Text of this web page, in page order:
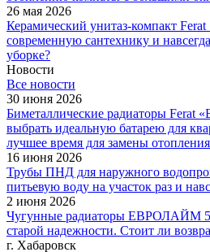
26 мая 2026
Керамический унитаз-компакт
современную сантехнику и
уборке?
Новости
Все новости
30 июня 2026
Биметаллические радиаторы
выбрать идеальную батарею для
лучшее время для замены
16 июня 2026
Трубы ПНД для наружного
питьевую воду на участок раз и
2 июня 2026
Чугунные радиаторы ЕВРОЛАЙМ
старой надежности. Стоит ли
г. Хабаровск